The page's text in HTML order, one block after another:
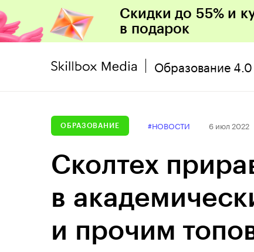
Скидки до 55% и
в подарок
Образование 4.0
ОБРАЗОВАНИЕ #НОВОСТИ 6 июл 2022
Сколтех
в
и прочим